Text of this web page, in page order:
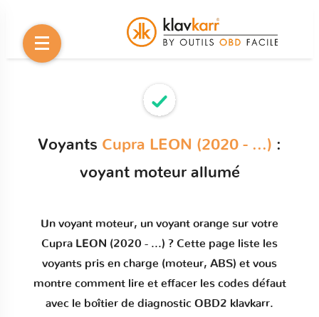
Voyants Cupra LEON (2020 - ...) :
voyant moteur allumé
Un voyant moteur, un voyant orange sur votre
Cupra LEON (2020 - ...) ? Cette page liste les
voyants pris en charge (moteur, ABS) et vous
montre comment lire et effacer les codes défaut
avec le boîtier de diagnostic OBD2 klavkarr.